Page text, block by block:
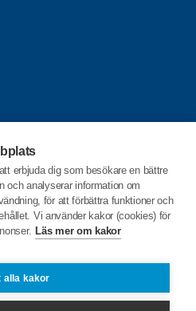
erbjuda dig som besökare en bättre
och analyserar information om
för att förbättra funktioner och
Vi använder kakor (cookies) för
Läs mer om kakor
alla kakor